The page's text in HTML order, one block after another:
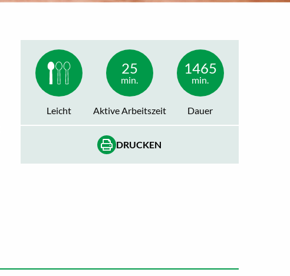
Leicht
25
min.
Aktive Arbeitszeit
1465
min.
Dauer
DRUCKEN